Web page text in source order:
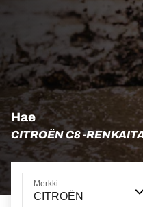
Hae
CITROËN C8 -
Merkki
CITROËN